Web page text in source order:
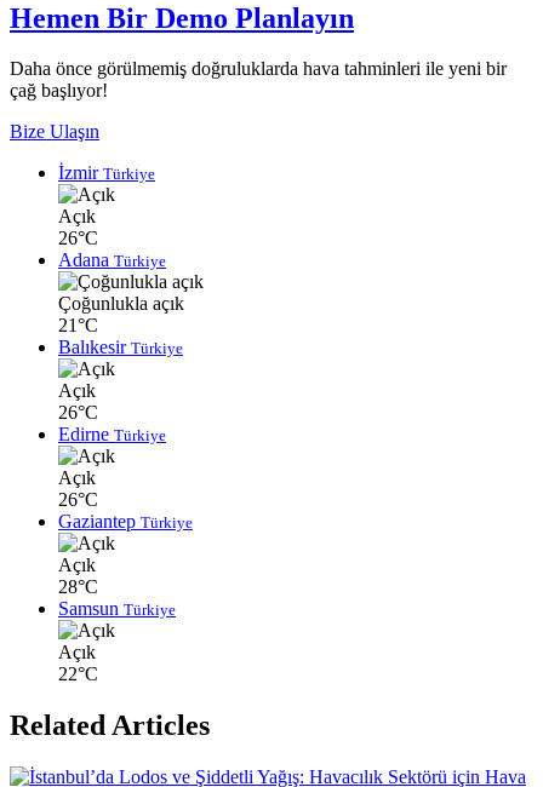
Hemen Bir Demo Planlayın
Daha önce görülmemiş doğruluklarda hava tahminleri ile yeni bir
çağ başlıyor!
Bize Ulaşın
İzmir Türkiye
Açık
26°C
Adana Türkiye
Çoğunlukla açık
21°C
Balıkesir Türkiye
Açık
26°C
Edirne Türkiye
Açık
26°C
Gaziantep Türkiye
Açık
28°C
Samsun Türkiye
Açık
22°C
Related Articles